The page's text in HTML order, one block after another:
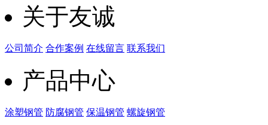
关于友诚
公司简介 合作案例 在线留言 联系我们
产品中心
涂塑钢管 防腐钢管 保温钢管 螺旋钢管